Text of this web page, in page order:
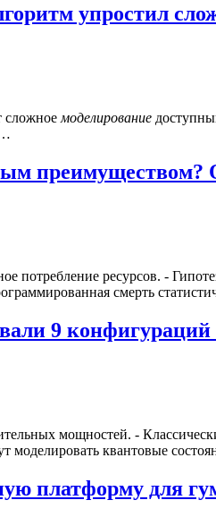
упростил
сложное моделирование
преимуществом?
потребление ресурсов. -
смерть
9 конфигураций
мощностей. -
моделировать квантовые
платформу для